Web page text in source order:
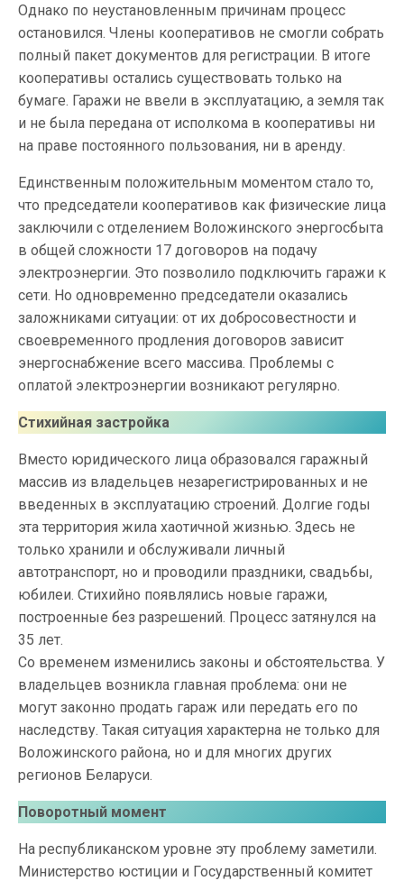
Однако по неустановленным причинам процесс
остановился. Члены кооперативов не смогли собрать
полный пакет документов для регистрации. В итоге
кооперативы остались существовать только на
бумаге. Гаражи не ввели в эксплуатацию, а земля так
и не была передана от исполкома в кооперативы ни
на праве постоянного пользования, ни в аренду.
Единственным положительным моментом стало то,
что председатели кооперативов как физические лица
заключили с отделением Воложинского энергосбыта
в общей сложности 17 договоров на подачу
электроэнергии. Это позволило подключить гаражи к
сети. Но одновременно председатели оказались
заложниками ситуации: от их добросовестности и
своевременного продления договоров зависит
энергоснабжение всего массива. Проблемы с
оплатой электроэнергии возникают регулярно.
Стихийная застройка
Вместо юридического лица образовался гаражный
массив из владельцев незарегистрированных и не
введенных в эксплуатацию строений. Долгие годы
эта территория жила хаотичной жизнью. Здесь не
только хранили и обслуживали личный
автотранспорт, но и проводили праздники, свадьбы,
юбилеи. Стихийно появлялись новые гаражи,
построенные без разрешений. Процесс затянулся на
35 лет.
Со временем изменились законы и обстоятельства. У
владельцев возникла главная проблема: они не
могут законно продать гараж или передать его по
наследству. Такая ситуация характерна не только для
Воложинского района, но и для многих других
регионов Беларуси.
Поворотный момент
На республиканском уровне эту проблему заметили.
Министерство юстиции и Государственный комитет